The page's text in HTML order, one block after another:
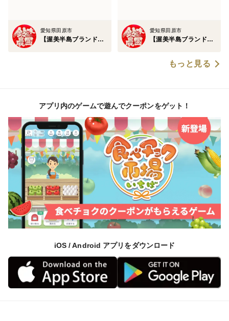
🍅渥美半島ブランドのヒミツ③🍅～【海外セレブ御用
達】食のエリートミシュランシェフも絶賛した渥美半島
この三重奏が折り重なった渥美半島ブランドは国内に留
まらず、世界中の富裕層が集まるシンガポールでも高く
評価されています。
事実、幾多の食を味わってきた審美眼誇る富裕層を満足
させ続けている食のエリートであるミシュランシェフが
「そもそもの素材の良さが段違い。何も手を加える必要
がない」と虜になるくらいの評価をしてくれています。
ミシュランシェフの仕事がなくなるほど、素材が良すぎ
る渥美半島ブランドは食のエリートさえもお手上げの美
愛知県田原市
【渥美半島ブランド】鈴木農園
愛知県田原市
【渥美半島ブランド】鈴木農園
もっと見る
アプリ内のゲームで遊んでクーポンをゲット！
iOS / Android アプリをダウンロード